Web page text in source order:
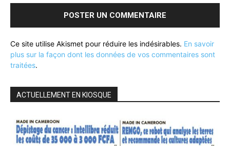
Ce site utilise Akismet pour réduire les indésirables. En savoir
plus sur la façon dont les données de vos commentaires sont
traitées.
ACTUELLEMENT EN KIOSQUE